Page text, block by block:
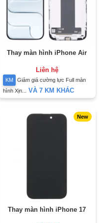
Thay màn hình iPhone Air
Liên hệ
KM
Giảm giá cường lực Full màn
hình Xịn...
VÀ 7 KM KHÁC
New
Thay màn hình iPhone 17